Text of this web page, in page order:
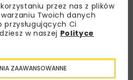
OPUBLIKOWANO: 12.07.2019
w Polsce wiele
a w jej portfolio
tunelowych. Obecnie
przez nas z plików
Twoich danych
Ci
w naszej Polityce
ZAAWANSOWANNE